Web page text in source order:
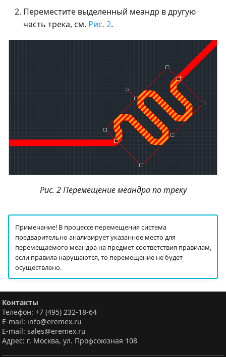
Переместите выделенный меандр в другую
часть трека, см. Рис. 2.
Рис. 2 Перемещение меандра по треку
Примечание! В процессе перемещения система
предварительно анализирует указанное место для
перемещаемого меандра на предмет соответствия правилам,
если правила нарушаются, то перемещение не будет
осуществлено.
Контакты
Телефон: +7 (495) 232-18-64
E-mail: info@eremex.ru
E-mail: sales@eremex.ru
Адрес: г. Москва, ул. Профсоюзная 108